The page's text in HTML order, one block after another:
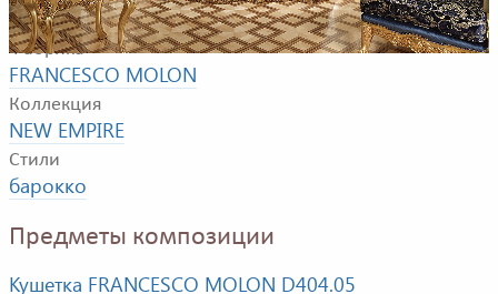
Фабрика
FRANCESCO MOLON
Коллекция
NEW EMPIRE
Стили
барокко
Предметы композиции
Кушетка FRANCESCO MOLON D404.05